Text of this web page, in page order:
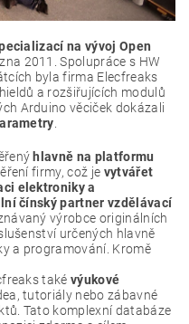
na vývoj Open
2011. Spolupráce s HW
byla firma Elecfreaks
a rozšiřujících modulů
Arduino věciček dokázali
hlavně na platformu
firmy, což je vytvářet
elektroniky a
čínský partner vzdělávací
výrobce originálních
určených hlavně
a programování. Kromě
takévýukové
tutoriály nebo zábavné
Tato komplexní databáze